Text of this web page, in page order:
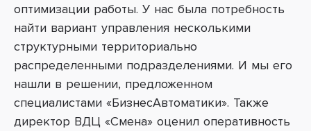
оптимизации работы. У нас была потребность
найти вариант управления несколькими
структурными территориально
распределенными подразделениями. И мы его
нашли в решении, предложенном
специалистами «БизнесАвтоматики». Также
директор ВДЦ «Смена» оценил оперативность